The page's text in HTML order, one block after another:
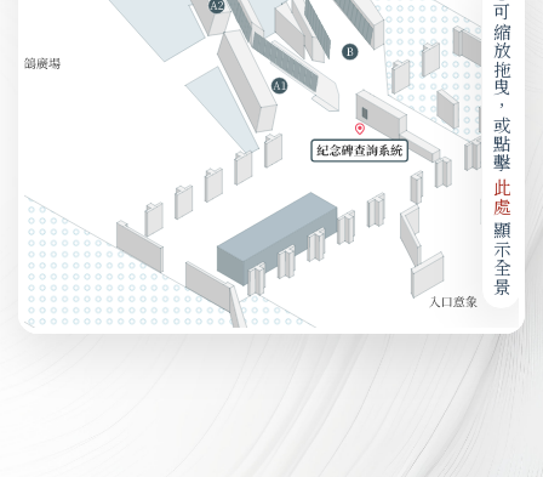
可縮放拖曳，或點擊
此處
顯示全景